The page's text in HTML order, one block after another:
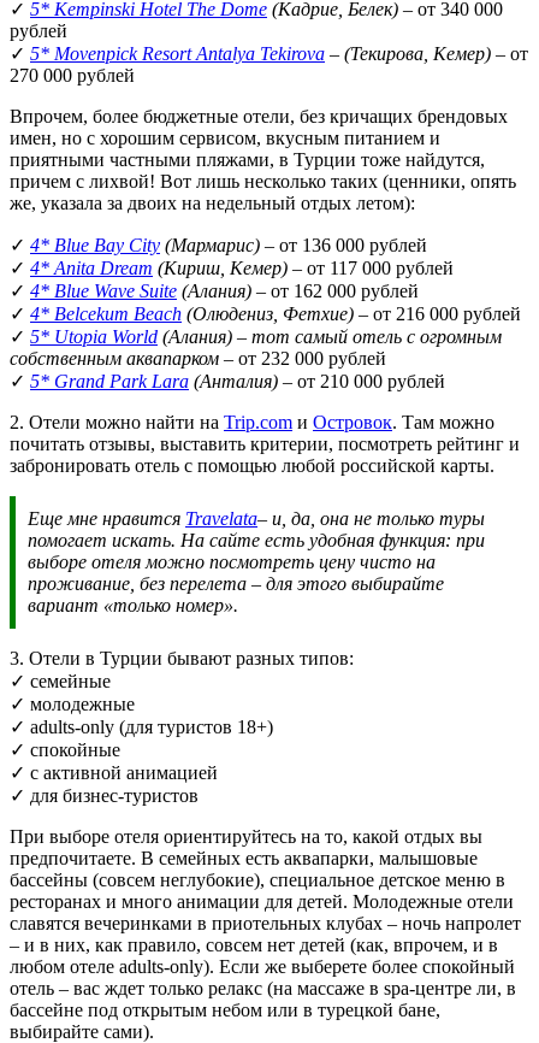
✓ 5* Kempinski Hotel The Dome (Кадрие, Белек) – от 340 000
рублей
✓ 5* Movenpick Resort Antalya Tekirova – (Текирова, Кемер) – от
270 000 рублей
Впрочем, более бюджетные отели, без кричащих брендовых
имен, но с хорошим сервисом, вкусным питанием и
приятными частными пляжами, в Турции тоже найдутся,
причем с лихвой! Вот лишь несколько таких (ценники, опять
же, указала за двоих на недельный отдых летом):
✓ 4* Blue Bay City (Мармарис) – от 136 000 рублей
✓ 4* Anita Dream (Кириш, Кемер) – от 117 000 рублей
✓ 4* Blue Wave Suite (Алания) – от 162 000 рублей
✓ 4* Belcekum Beach (Олюдениз, Фетхие) – от 216 000 рублей
✓ 5* Utopia World (Алания) – тот самый отель с огромным
собственным аквапарком – от 232 000 рублей
✓ 5* Grand Park Lara (Анталия) – от 210 000 рублей
2. Отели можно найти на Trip.com и Островок. Там можно
почитать отзывы, выставить критерии, посмотреть рейтинг и
забронировать отель с помощью любой российской карты.
Еще мне нравится Travelata– и, да, она не только туры
помогает искать. На сайте есть удобная функция: при
выборе отеля можно посмотреть цену чисто на
проживание, без перелета – для этого выбирайте
вариант «только номер».
3. Отели в Турции бывают разных типов:
✓ семейные
✓ молодежные
✓ adults-only (для туристов 18+)
✓ спокойные
✓ с активной анимацией
✓ для бизнес-туристов
При выборе отеля ориентируйтесь на то, какой отдых вы
предпочитаете. В семейных есть аквапарки, малышовые
бассейны (совсем неглубокие), специальное детское меню в
ресторанах и много анимации для детей. Молодежные отели
славятся вечеринками в приотельных клубах – ночь напролет
– и в них, как правило, совсем нет детей (как, впрочем, и в
любом отеле adults-only). Если же выберете более спокойный
отель – вас ждет только релакс (на массаже в spa-центре ли, в
бассейне под открытым небом или в турецкой бане,
выбирайте сами).